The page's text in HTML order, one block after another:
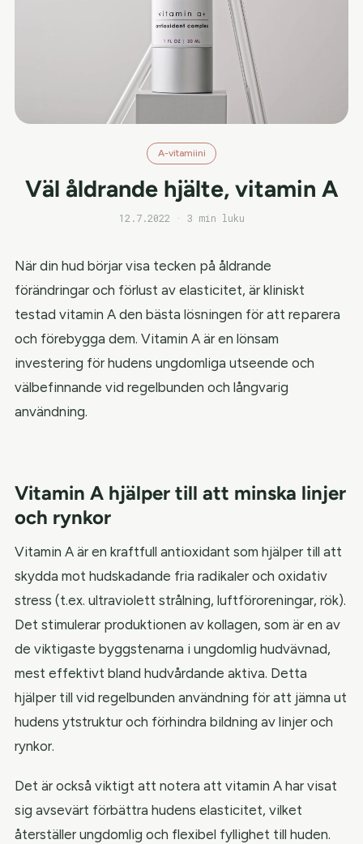
A-vitamiini
Väl åldrande hjälte, vitamin A
12.7.2022 · 3 min luku
När din hud börjar visa tecken på åldrande
förändringar och förlust av elasticitet, är kliniskt
testad vitamin A den bästa lösningen för att reparera
och förebygga dem. Vitamin A är en lönsam
investering för hudens ungdomliga utseende och
välbefinnande vid regelbunden och långvarig
användning.
Vitamin A hjälper till att minska linjer
och rynkor
Vitamin A är en kraftfull antioxidant som hjälper till att
skydda mot hudskadande fria radikaler och oxidativ
stress (t.ex. ultraviolett strålning, luftföroreningar, rök).
Det stimulerar produktionen av kollagen, som är en av
de viktigaste byggstenarna i ungdomlig hudvävnad,
mest effektivt bland hudvårdande aktiva. Detta
hjälper till vid regelbunden användning för att jämna ut
hudens ytstruktur och förhindra bildning av linjer och
rynkor.
Det är också viktigt att notera att vitamin A har visat
sig avsevärt förbättra hudens elasticitet, vilket
återställer ungdomlig och flexibel fyllighet till huden.